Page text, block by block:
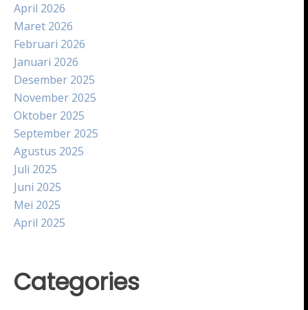
April 2026
Maret 2026
Februari 2026
Januari 2026
Desember 2025
November 2025
Oktober 2025
September 2025
Agustus 2025
Juli 2025
Juni 2025
Mei 2025
April 2025
Categories